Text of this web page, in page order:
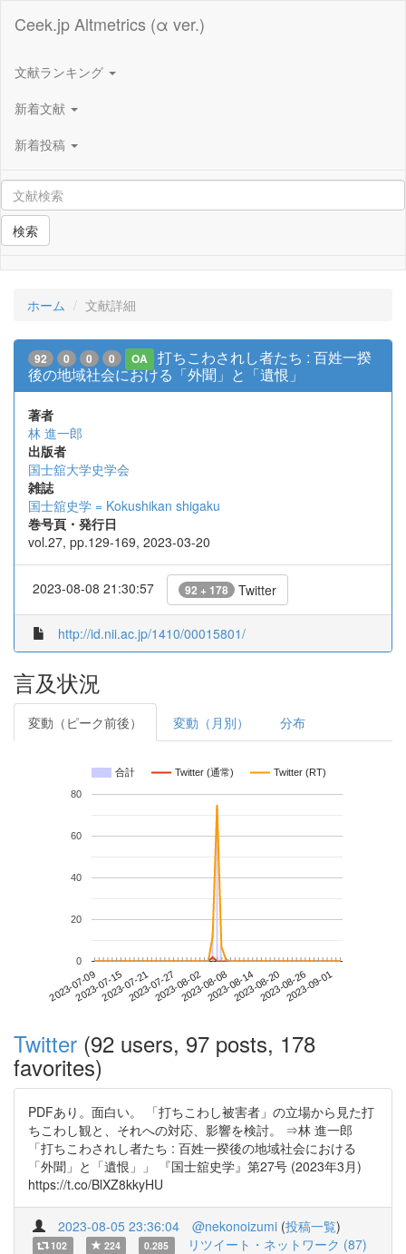
Ceek.jp Altmetrics (α ver.)
文献ランキング
新着文献
新着投稿
検索
ホーム 文献詳細
92 0 0 0 OA
打ちこわされし者たち : 百姓一揆
後の地域社会における「外聞」と「遺恨」
著者
林 進一郎
出版者
国士舘大学史学会
雑誌
国士舘史学 = Kokushikan shigaku
巻号頁・発行日
vol.27, pp.129-169, 2023-03-20
2023-08-08 21:30:57 92 + 178 Twitter
http://id.nii.ac.jp/1410/00015801/
言及状況
変動（ピーク前後） 変動（月別） 分布
合計 Twitter (通常) Twitter (RT)
2023-07-092023-07-152023-07-212023-07-272023-08-022023-08-082023-08-142023-08-202023-08-262023-09-01
0
20
40
60
80
Twitter (92 users, 97 posts, 178
favorites)
PDFあり。面白い。 「打ちこわし被害者」の立場から見た打
ちこわし観と、それへの対応、影響を検討。 ⇒林 進一郎
「打ちこわされし者たち : 百姓一揆後の地域社会における
「外聞」と「遺恨」」 『国士舘史学』第27号 (2023年3月)
https://t.co/BlXZ8kkyHU
2023-08-05 23:36:04 @nekonoizumi (投稿一覧)
102 224 0.285 リツイート・ネットワーク (87)